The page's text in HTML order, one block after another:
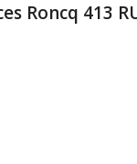
Roncq 413